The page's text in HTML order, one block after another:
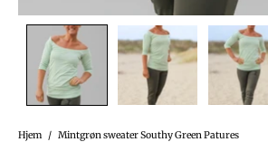
Hjem / Mintgrøn sweater Southy Green Patures